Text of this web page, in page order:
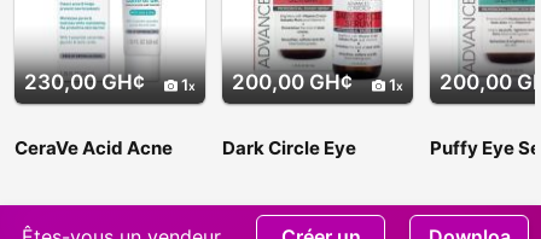
230,00 GH¢ 1
CeraVe Acid Acne
200,00 GH¢ 1
Dark Circle Eye
200,00
Puffy Eye